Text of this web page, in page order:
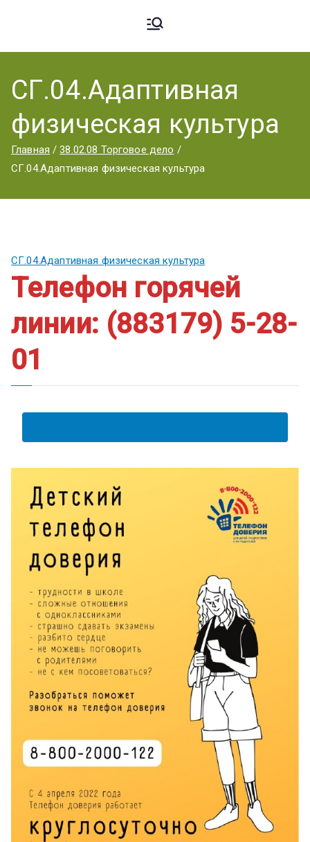
Ардато
вский
Аграрн
ый
Техник
ум
аграрный
техникум».
СГ.04.Адаптивная
физическая культура
Главная
38.02.08 Торговое дело
СГ.04.Адаптивная физическая культура
СГ.04.Адаптивная физическая культура
Телефон горячей
линии: (883179) 5-28-
01